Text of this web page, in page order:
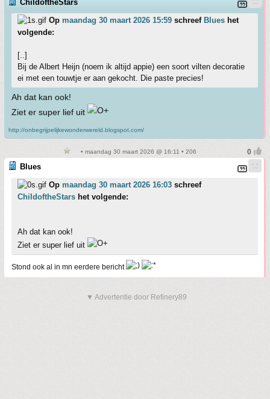
ChildoftheStars
Op maandag 30 maart 2026 15:59 schreef Blues het
volgende:
[..]
Bij de Albert Heijn (noem ik altijd appie) een soort vilten decoratie
ei met een touwtje er aan gekocht. Die paste precies!
Ah dat kan ook!
Ziet er super lief uit
http://onbegrijpelijkewonderwereld.blogspot.com/
• maandag 30 maart 2026 @ 16:11 • 206
Blues
Op maandag 30 maart 2026 16:03 schreef
ChildoftheStars het volgende:
Ah dat kan ook!
Ziet er super lief uit
Stond ook al in mn eerdere bericht
▼ Advertentie door Refinery89